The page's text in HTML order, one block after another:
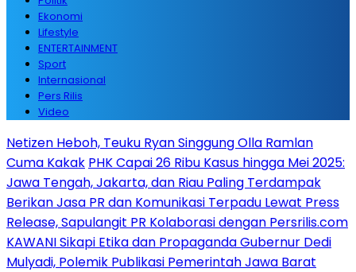
Ekonomi
Lifestyle
ENTERTAINMENT
Sport
Internasional
Pers Rilis
Video
Netizen Heboh, Teuku Ryan Singgung Olla Ramlan
Cuma Kakak PHK Capai 26 Ribu Kasus hingga Mei 2025:
Jawa Tengah, Jakarta, dan Riau Paling Terdampak
Berikan Jasa PR dan Komunikasi Terpadu Lewat Press
Release, Sapulangit PR Kolaborasi dengan Persrilis.com
KAWANI Sikapi Etika dan Propaganda Gubernur Dedi
Mulyadi, Polemik Publikasi Pemerintah Jawa Barat